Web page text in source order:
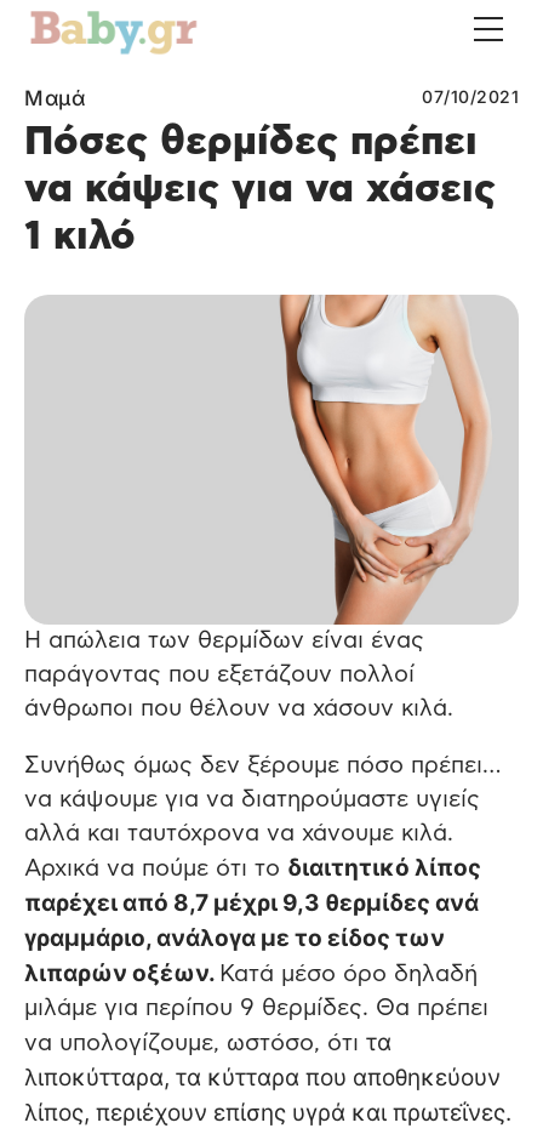
Μαμά 07/10/2021
Πόσες θερμίδες πρέπει
να κάψεις για να χάσεις
1 κιλό
Η απώλεια των θερμίδων είναι ένας
παράγοντας που εξετάζουν πολλοί
άνθρωποι που θέλουν να χάσουν κιλά.
Συνήθως όμως δεν ξέρουμε πόσο πρέπει…
να κάψουμε για να διατηρούμαστε υγιείς
αλλά και ταυτόχρονα να χάνουμε κιλά.
Αρχικά να πούμε ότι το διαιτητικό λίπος
παρέχει από 8,7 μέχρι 9,3 θερμίδες ανά
γραμμάριο, ανάλογα με το είδος των
λιπαρών οξέων. Κατά μέσο όρο δηλαδή
μιλάμε για περίπου 9 θερμίδες. Θα πρέπει
να υπολογίζουμε, ωστόσο, ότι τα
λιποκύτταρα, τα κύτταρα που αποθηκεύουν
λίπος, περιέχουν επίσης υγρά και πρωτεΐνες.